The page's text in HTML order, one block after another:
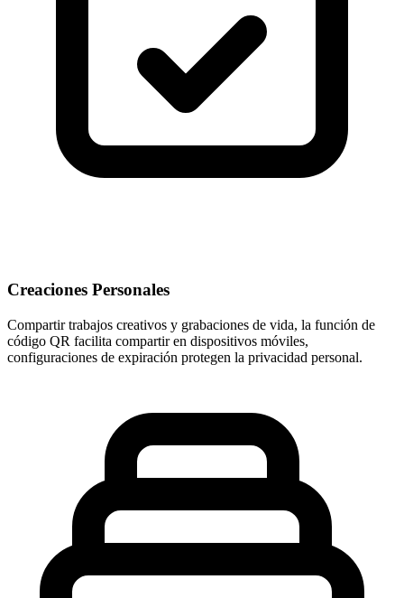
Creaciones Personales
Compartir trabajos creativos y grabaciones de vida, la función de
código QR facilita compartir en dispositivos móviles,
configuraciones de expiración protegen la privacidad personal.